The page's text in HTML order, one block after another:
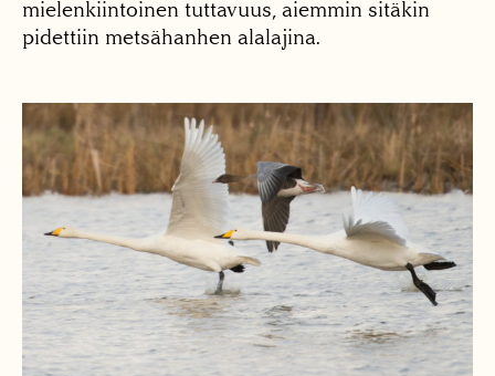
mielenkiintoinen tuttavuus, aiemmin sitäkin
pidettiin metsähanhen alalajina.